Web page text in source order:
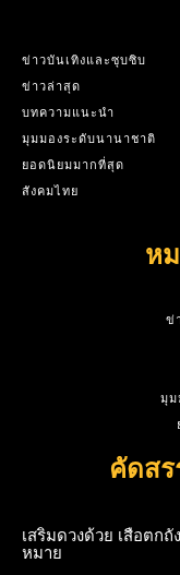
ข่าวบันเทิงและซุบซิบ
ข่าวล่าสุด
บทความแนะนำ
มุมมองระดับนานาชาติ
ยอดนิยมมากที่สุด
สังคมไทย
ห
ข่
มุม
คัดส
เสริมดวงด้วย เสือตก
หมาย